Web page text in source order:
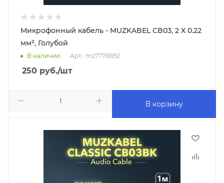
Микрофонный кабель - MUZKABEL CB03, 2 Х 0.22
мм², Голубой
В наличии Арт.: mz7778692
250 руб./шт
В корзину